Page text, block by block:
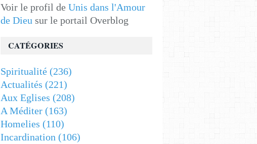
Voir le profil de Unis dans l'Amour
de Dieu sur le portail Overblog
CATÉGORIES
Spiritualité (236)
Actualités (221)
Aux Eglises (208)
A Méditer (163)
Homelies (110)
Incardination (106)